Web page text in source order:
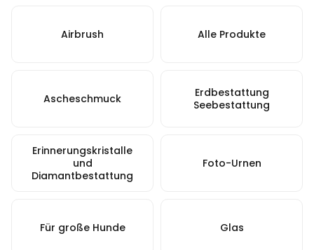
Airbrush Alle Produkte
Ascheschmuck
Erdbestattung
Seebestattung
Erinnerungskristalle
und
Diamantbestattung
Foto-Urnen
Für große Hunde Glas